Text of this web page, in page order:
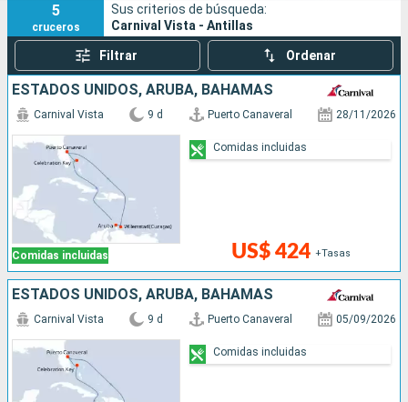
Buscar
5
cruceros
Sus criterios de búsqueda:
Carnival Vista - Antillas
Filtrar Ordenar
ESTADOS UNIDOS, ARUBA, BAHAMAS
Comidas incluidas
Carnival Vista 9 d Puerto Canaveral 28/11/2026
US$ 424 +Tasas
Comidas incluidas
ESTADOS UNIDOS, ARUBA, BAHAMAS
Carnival Vista 9 d Puerto Canaveral 05/09/2026
Comidas incluidas